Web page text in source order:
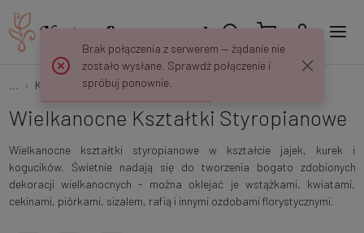
Kształtki Styropianowe Wielkanocne
Wielkanocne Kształtki Styropianowe
Wielkanocne kształtki styropianowe w kształcie jajek, kurek i
kogucików. Świetnie nadają się do tworzenia bogato zdobionych
dekoracji wielkanocnych - można oklejać je wstążkami, kwiatami,
cekinami, piórkami, sizalem, rafią i innymi ozdobami florystycznymi.
Brak połączenia z serwerem — żądanie nie
zostało wysłane. Sprawdź połączenie i
spróbuj ponownie.